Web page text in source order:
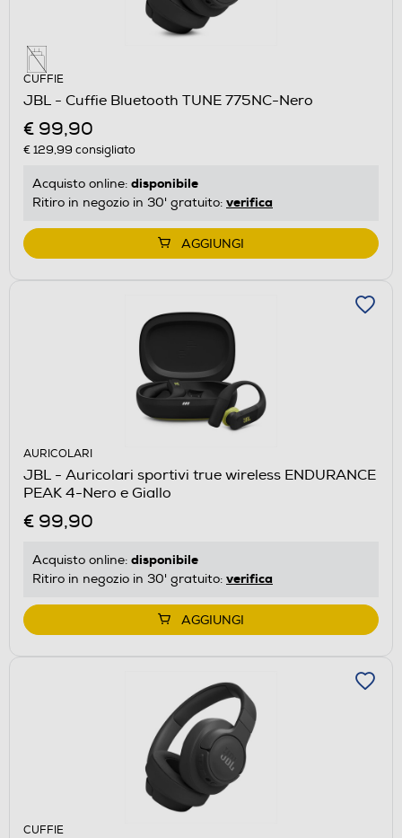
CUFFIE
JBL - Cuffie Bluetooth TUNE 775NC-Nero
€ 99,90
€ 129,99 consigliato
Acquisto online: disponibile
Ritiro in negozio in 30' gratuito: verifica
AGGIUNGI
AURICOLARI
JBL - Auricolari sportivi true wireless ENDURANCE
PEAK 4-Nero e Giallo
€ 99,90
Acquisto online: disponibile
Ritiro in negozio in 30' gratuito: verifica
AGGIUNGI
CUFFIE